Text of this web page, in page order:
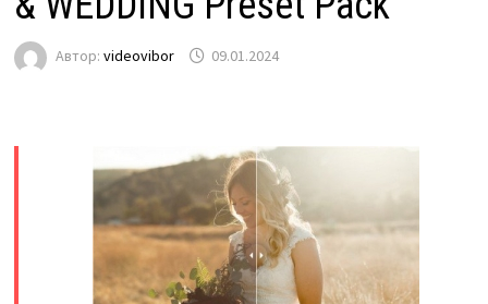
Автор: videovibor 09.01.2024